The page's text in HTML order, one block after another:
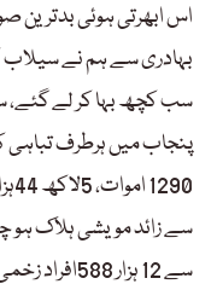
اس ابھرتی ہوئی بدترین
بہادری سے ہم نے سیلاب
سب کچھ بہا کر لے گئے،
پنجاب میں ہرطرف تباہی
سے زائد مویشی ہلاک ہو